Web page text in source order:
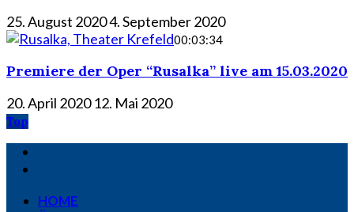
25. August 20204. September 2020
00:03:34
Premiere der Oper “Rusalka” live am 15.03.2020
20. April 2020 12. Mai 2020
Top
HOME